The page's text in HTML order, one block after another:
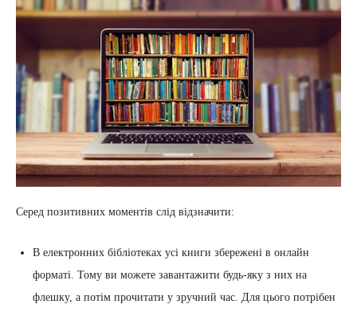
Серед позитивних моментів слід відзначити:
В електронних бібліотеках усі книги збережені в онлайн
форматі. Тому ви можете завантажити будь-яку з них на
флешку, а потім прочитати у зручний час. Для цього потрібен